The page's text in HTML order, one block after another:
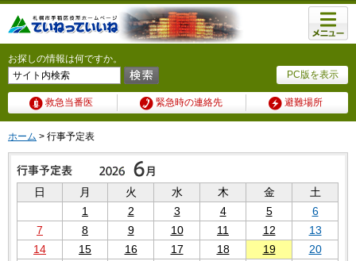
PC版を表示
お探しの情報は何ですか。
救急当番医 緊急時の連絡先 避難場所
メニュ
ー
ホーム > 行事予定表
日 月 火 水 木 金
土
1
2 3 4 5
6
7
8 9 10 11 12
13
14
15 16 17 18 19
20